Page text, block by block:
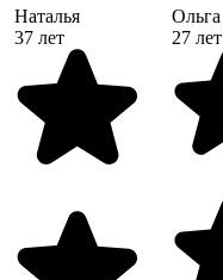
Наталья
37 лет
Ольга
27 лет